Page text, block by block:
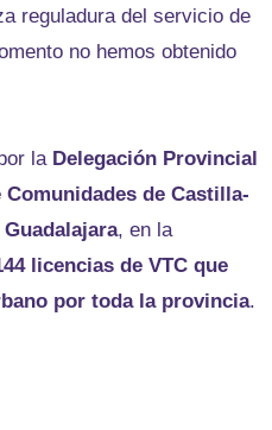
reguladura del servicio de
no hemos obtenido
la Delegación Provincial
de Castilla-
, en la
licencias de VTC que
por toda la provincia.